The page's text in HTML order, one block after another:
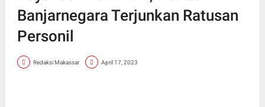
Banjarnegara Terjunkan Ratusan
Personil
Redaksi Makassar April 17, 2023